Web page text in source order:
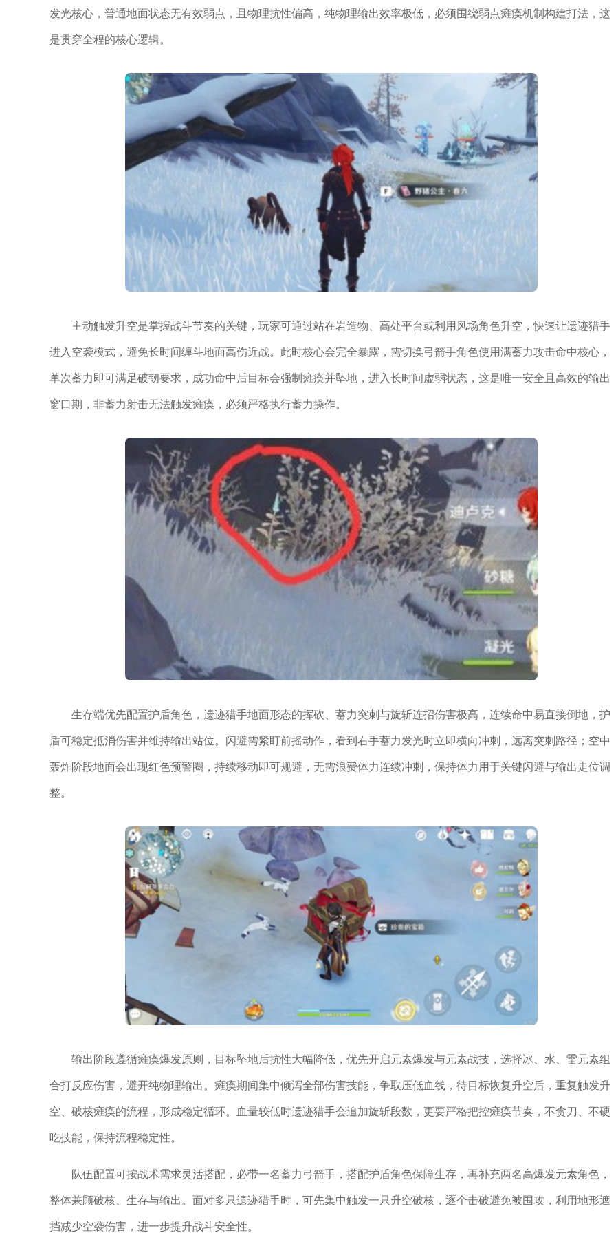
发光核心，普通地面状态无有效弱点，且物理抗性偏高，纯物理输出效率极低，必须围绕弱点瘫痪机制构建打法，这
是贯穿全程的核心逻辑。
主动触发升空是掌握战斗节奏的关键，玩家可通过站在岩造物、高处平台或利用风场角色升空，快速让遗迹猎手
进入空袭模式，避免长时间缠斗地面高伤近战。此时核心会完全暴露，需切换弓箭手角色使用满蓄力攻击命中核心，
单次蓄力即可满足破韧要求，成功命中后目标会强制瘫痪并坠地，进入长时间虚弱状态，这是唯一安全且高效的输出
窗口期，非蓄力射击无法触发瘫痪，必须严格执行蓄力操作。
生存端优先配置护盾角色，遗迹猎手地面形态的挥砍、蓄力突刺与旋斩连招伤害极高，连续命中易直接倒地，护
盾可稳定抵消伤害并维持输出站位。闪避需紧盯前摇动作，看到右手蓄力发光时立即横向冲刺，远离突刺路径；空中
轰炸阶段地面会出现红色预警圈，持续移动即可规避，无需浪费体力连续冲刺，保持体力用于关键闪避与输出走位调
整。
输出阶段遵循瘫痪爆发原则，目标坠地后抗性大幅降低，优先开启元素爆发与元素战技，选择冰、水、雷元素组
合打反应伤害，避开纯物理输出。瘫痪期间集中倾泻全部伤害技能，争取压低血线，待目标恢复升空后，重复触发升
空、破核瘫痪的流程，形成稳定循环。血量较低时遗迹猎手会追加旋斩段数，更要严格把控瘫痪节奏，不贪刀、不硬
吃技能，保持流程稳定性。
队伍配置可按战术需求灵活搭配，必带一名蓄力弓箭手，搭配护盾角色保障生存，再补充两名高爆发元素角色，
整体兼顾破核、生存与输出。面对多只遗迹猎手时，可先集中触发一只升空破核，逐个击破避免被围攻，利用地形遮
挡减少空袭伤害，进一步提升战斗安全性。